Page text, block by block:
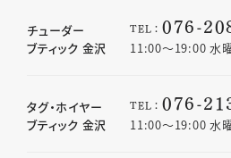
チューダー
ブティック 金沢
TEL： 076-
11:00〜19:00 水
タグ・ホイヤー
ブティック 金沢
TEL： 076-
11:00〜19:00 水